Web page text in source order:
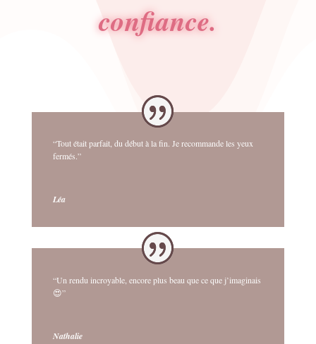
confiance.
“Tout était parfait, du début à la fin. Je recommande les yeux
fermés.”
Léa
“Un rendu incroyable, encore plus beau que ce que j’imaginais
😍”
Nathalie